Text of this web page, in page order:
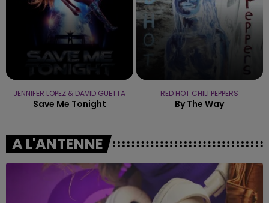
JENNIFER LOPEZ & DAVID GUETTA
Save Me Tonight
RED HOT CHILI PEPPERS
By The Way
A L'ANTENNE